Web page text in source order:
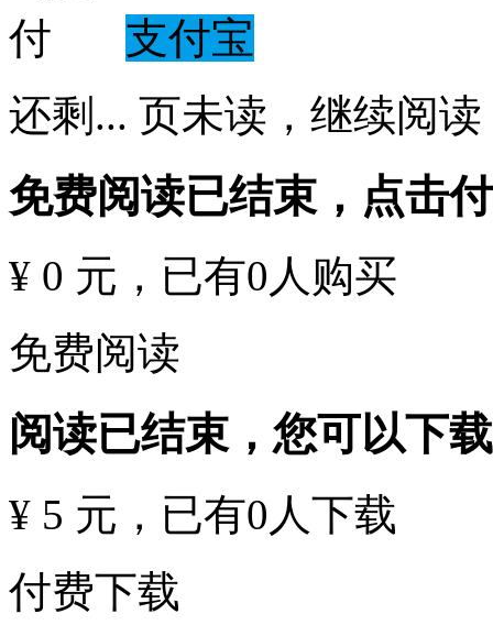
支付宝
还剩 ... 页未读， 继续阅读
免费阅读已结束，点击
¥ 0 元 ，已有0 人购买
免费阅读
阅读已结束，您可以下
¥ 5 元 ，已有0 人下载
付费下载